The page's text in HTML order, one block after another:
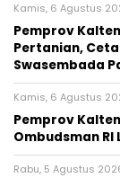
Kamis, 6 Agustus
Pemprov
Pertanian,
Swasembada
Kamis, 6 Agustus
Pemprov
Ombudsman
Rabu, 5 Agustus